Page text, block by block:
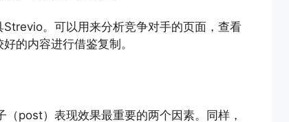
。可以用来分析竞争对手的页面，查看
的内容进行借鉴复制。
（post）表现效果最重要的两个因素。同样，